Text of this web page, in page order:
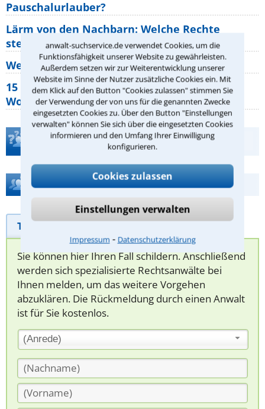
anwalt-suchservice.de verwendet Cookies, um die
Funktionsfähigkeit unserer Website zu gewährleisten.
Außerdem setzen wir zur Weiterentwicklung unserer
Website im Sinne der Nutzer zusätzliche Cookies ein. Mit
dem Klick auf den Button "Cookies zulassen" stimmen Sie
der Verwendung der von uns für die genannten Zwecke
eingesetzten Cookies zu. Über den Button "Einstellungen
verwalten" können Sie sich über die eingesetzten Cookies
informieren und den Umfang Ihrer Einwilligung
konfigurieren.
Cookies zulassen
Einstellungen verwalten
Impressum ⁃ Datenschutzerklärung
Pauschalurlauber?
Lärm von den Nachbarn: Welche Rechte
stehen mir zu?
Wer muss Zweitwohnungssteuer zahlen?
15 elementare Rechte, die jeder
Wohnungseigentümer kennen sollte
Teste Dein Rechtswissen
Hilfe bei Ihrer Anwaltsuche?
Telefonhilfe Beratungsanfrage
Sie können hier Ihren Fall schildern. Anschließend
werden sich spezialisierte Rechtsanwälte bei
Ihnen melden, um das weitere Vorgehen
abzuklären. Die Rückmeldung durch einen Anwalt
ist für Sie kostenlos.
(Anrede)